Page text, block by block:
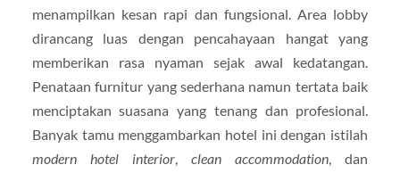
menampilkan kesan rapi dan fungsional. Area lobby
dirancang luas dengan pencahayaan hangat yang
memberikan rasa nyaman sejak awal kedatangan.
Penataan furnitur yang sederhana namun tertata baik
menciptakan suasana yang tenang dan profesional.
Banyak tamu menggambarkan hotel ini dengan istilah
modern hotel interior,clean accommodation, dan